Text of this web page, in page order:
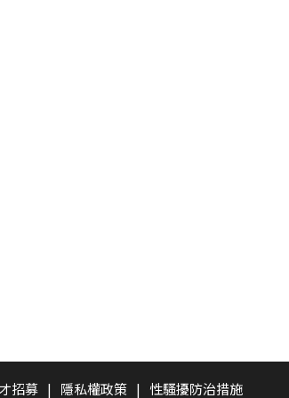
招募 | 隱私權政策 | 性騷擾防治措施